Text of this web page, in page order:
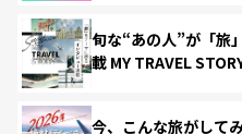
旬な“あの人”が「旅
載 MY TRAVEL
今、こんな旅がして